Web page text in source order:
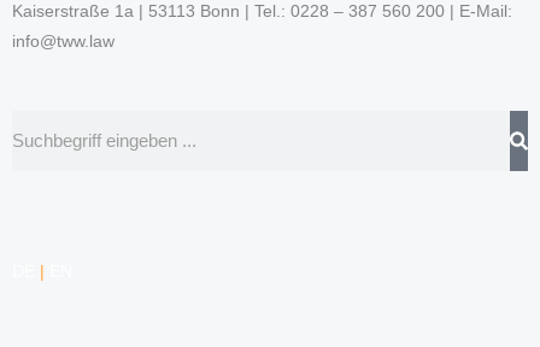
Kaiserstraße 1a | 53113 Bonn | Tel.: 0228 – 387 560 200 | E-Mail:
info@tww.law
|